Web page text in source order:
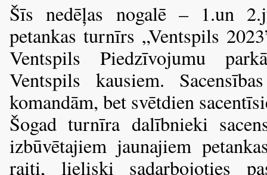
Šīs nedēļas nogalē – 1.un
petankas turnīrs „Ventspils
Ventspils Piedzīvojumu
Ventspils kausiem.
komandām, bet svētdien
Šogad turnīra dalībnieki
izbūvētajiem jaunajiem
raiti, lieliski sadarbojoties